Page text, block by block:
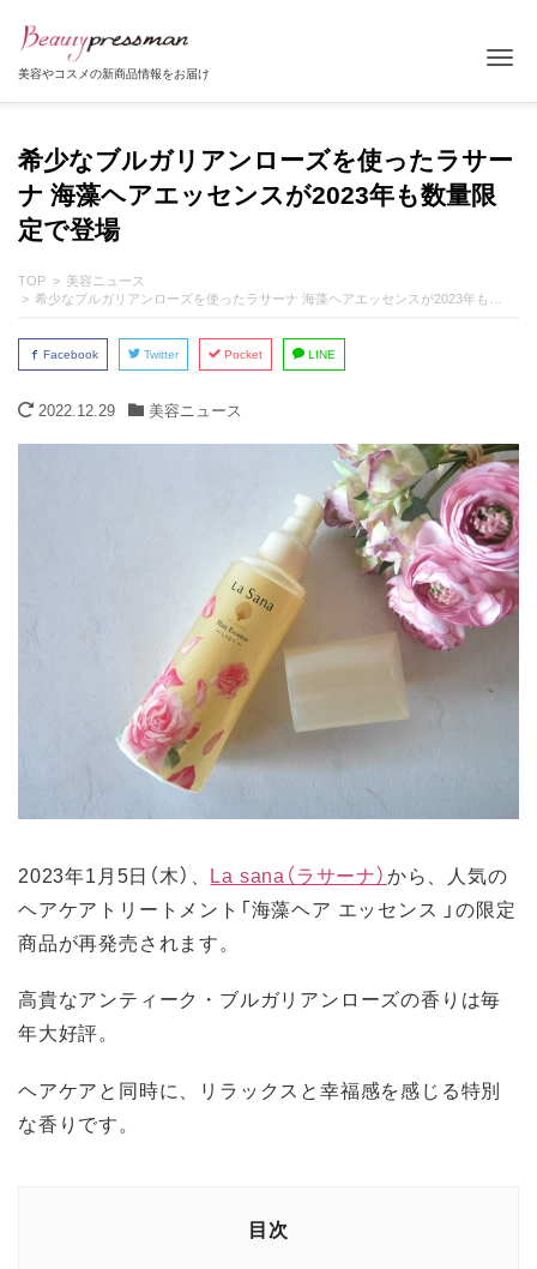
美容やコスメの新商品情報をお届け
希少なブルガリアンローズを使ったラサー
ナ 海藻ヘアエッセンスが2023年も数量限
定で登場
TOP
美容ニュース
希少なブルガリアンローズを使ったラサーナ 海藻ヘアエッセンスが2023年も数量限定で登場
Facebook Twitter Pocket LINE
2022.12.29 美容ニュース
2023年1月5日（木）、 La sana（ラサーナ）から、人気の
ヘアケアトリートメント「海藻ヘア エッセンス 」の限定
商品が再発売されます。
高貴なアンティーク・ブルガリアンローズの香りは毎
年大好評。
ヘアケアと同時に、リラックスと幸福感を感じる特別
な香りです。
目次